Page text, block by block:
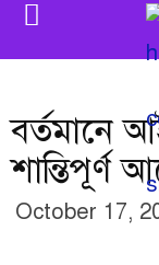
বর্তমানে
শান্তিপূর্ণ
October 17,